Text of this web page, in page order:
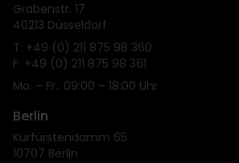
Grabenstr. 17
40213 Düsseldorf
T: +49 (0) 211 875 98 360
F: +49 (0) 211 875 98 361
Mo. – Fr.: 09:00 – 18:00 Uhr
Berlin
Kurfürstendamm 65
10707 Berlin